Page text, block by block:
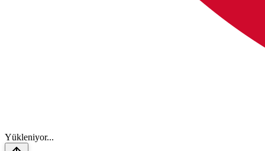
Yükleniyor...